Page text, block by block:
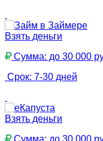
Взять деньги
Сумма: до 30 000
Срок: 7-30 дней
Взять деньги
Сумма: до 30 000